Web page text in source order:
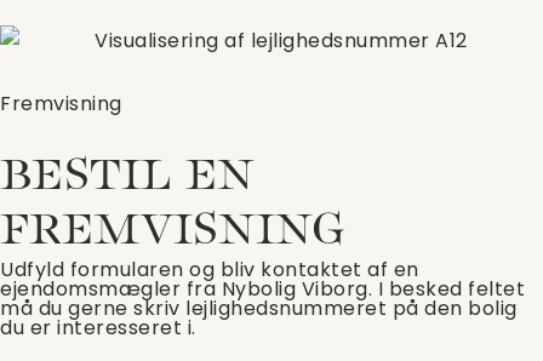
Fremvisning
BESTIL EN
FREMVISNING
Udfyld formularen og bliv kontaktet af en
ejendomsmægler fra Nybolig Viborg. I besked feltet
må du gerne skriv lejlighedsnummeret på den bolig
du er interesseret i.